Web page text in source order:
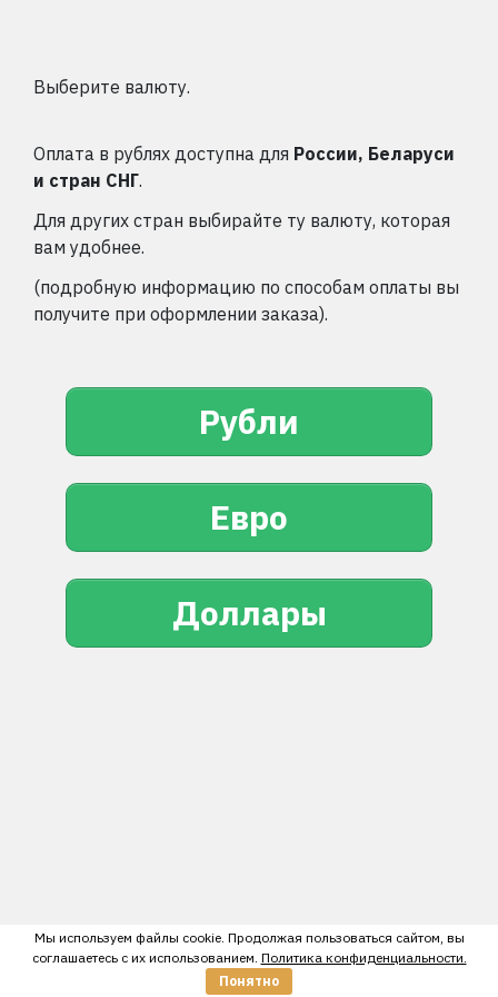
Выберите валюту.
Оплата в рублях доступна для России, Беларуси
и стран СНГ.
Для других стран выбирайте ту валюту, которая
вам удобнее.
(подробную информацию по способам оплаты вы
получите при оформлении заказа).
Рубли
Евро
Доллары
Мы используем файлы cookie. Продолжая пользоваться сайтом, вы
соглашаетесь с их использованием. Политика конфиденциальности.
Понятно